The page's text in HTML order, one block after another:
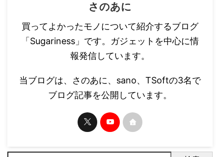
さのあに
買ってよかったモノについて紹介するブログ
「Sugariness」です。ガジェットを中心に情
報発信しています。
当ブログは、さのあに、sano、TSoftの3名で
ブログ記事を公開しています。